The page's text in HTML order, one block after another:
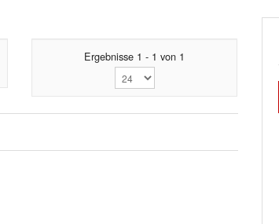
Ergebnisse 1 - 1 von 1